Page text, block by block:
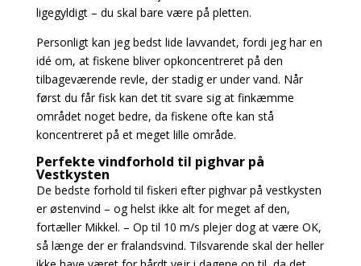
ligegyldigt – du skal bare være på pletten.
Personligt kan jeg bedst lide lavvandet, fordi jeg har en
idé om, at fiskene bliver opkoncentreret på den
tilbageværende revle, der stadig er under vand. Når
først du får fisk kan det tit svare sig at finkæmme
området noget bedre, da fiskene ofte kan stå
koncentreret på et meget lille område.
Perfekte vindforhold til pighvar på
Vestkysten
De bedste forhold til fiskeri efter pighvar på vestkysten
er østenvind – og helst ikke alt for meget af den,
fortæller Mikkel. – Op til 10 m/s plejer dog at være OK,
så længe der er fralandsvind. Tilsvarende skal der heller